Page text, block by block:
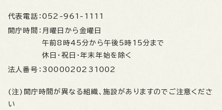
代表電話： 052-961-1111
開庁時間： 月曜日から金曜日
午前8時45分から午後5時15分まで
休日・祝日・年末年始を除く
法人番号： 3000020231002
(注)開庁時間が異なる組織、施設がありますのでご注意くださ
い